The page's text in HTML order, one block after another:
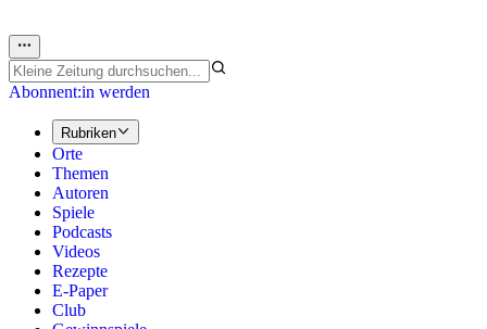
Abonnent:in werden
Rubriken
Orte
Themen
Autoren
Spiele
Podcasts
Videos
Rezepte
E-Paper
Club